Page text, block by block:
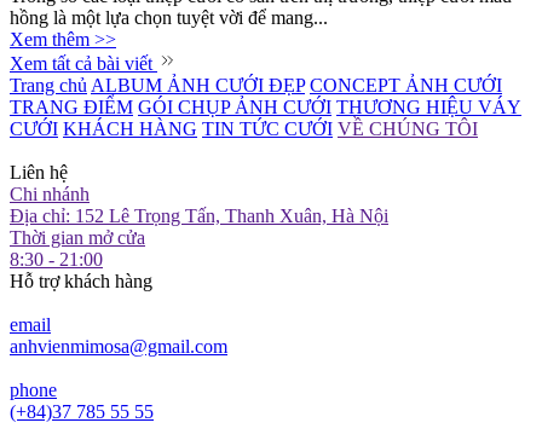
hồng là một lựa chọn tuyệt vời để mang...
Xem thêm >>
Xem tất cả bài viết
Trang chủ ALBUM ẢNH CƯỚI ĐẸP CONCEPT ẢNH CƯỚI
TRANG ĐIỂM GÓI CHỤP ẢNH CƯỚI THƯƠNG HIỆU VÁY
CƯỚI KHÁCH HÀNG TIN TỨC CƯỚI VỀ CHÚNG TÔI
Liên hệ
Chi nhánh
Địa chỉ: 152 Lê Trọng Tấn, Thanh Xuân, Hà Nội
Thời gian mở cửa
8:30 - 21:00
Hỗ trợ khách hàng
email
anhvienmimosa@gmail.com
phone
(+84)37 785 55 55